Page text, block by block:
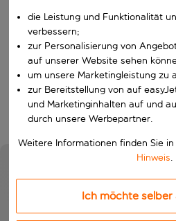
W&auml;hle ein Ab- und
Wer
Suchen
die Leistung und Funktionalität
verbessern;
zur Personalisierung von
auf unserer Website sehen
um unsere Marketingleistung zu
zur Bereitstellung von auf
und Marketinginhalten auf und
durch unsere Werbepartner.
Weitere Informationen finden Sie
Hinweis.
Ich möchte selber